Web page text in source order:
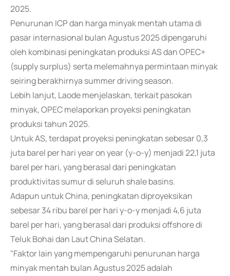
2025.
Penurunan ICP dan harga minyak mentah utama di
pasar internasional bulan Agustus 2025 dipengaruhi
oleh kombinasi peningkatan produksi AS dan OPEC+
(supply surplus) serta melemahnya permintaan minyak
seiring berakhirnya summer driving season.
Lebih lanjut, Laode menjelaskan, terkait pasokan
minyak, OPEC melaporkan proyeksi peningkatan
produksi tahun 2025.
Untuk AS, terdapat proyeksi peningkatan sebesar 0,3
juta barel per hari year on year (y-o-y) menjadi 22,1 juta
barel per hari, yang berasal dari peningkatan
produktivitas sumur di seluruh shale basins.
Adapun untuk China, peningkatan diproyeksikan
sebesar 34 ribu barel per hari y-o-y menjadi 4,6 juta
barel per hari, yang berasal dari produksi offshore di
Teluk Bohai dan Laut China Selatan.
"Faktor lain yang mempengaruhi penurunan harga
minyak mentah bulan Agustus 2025 adalah